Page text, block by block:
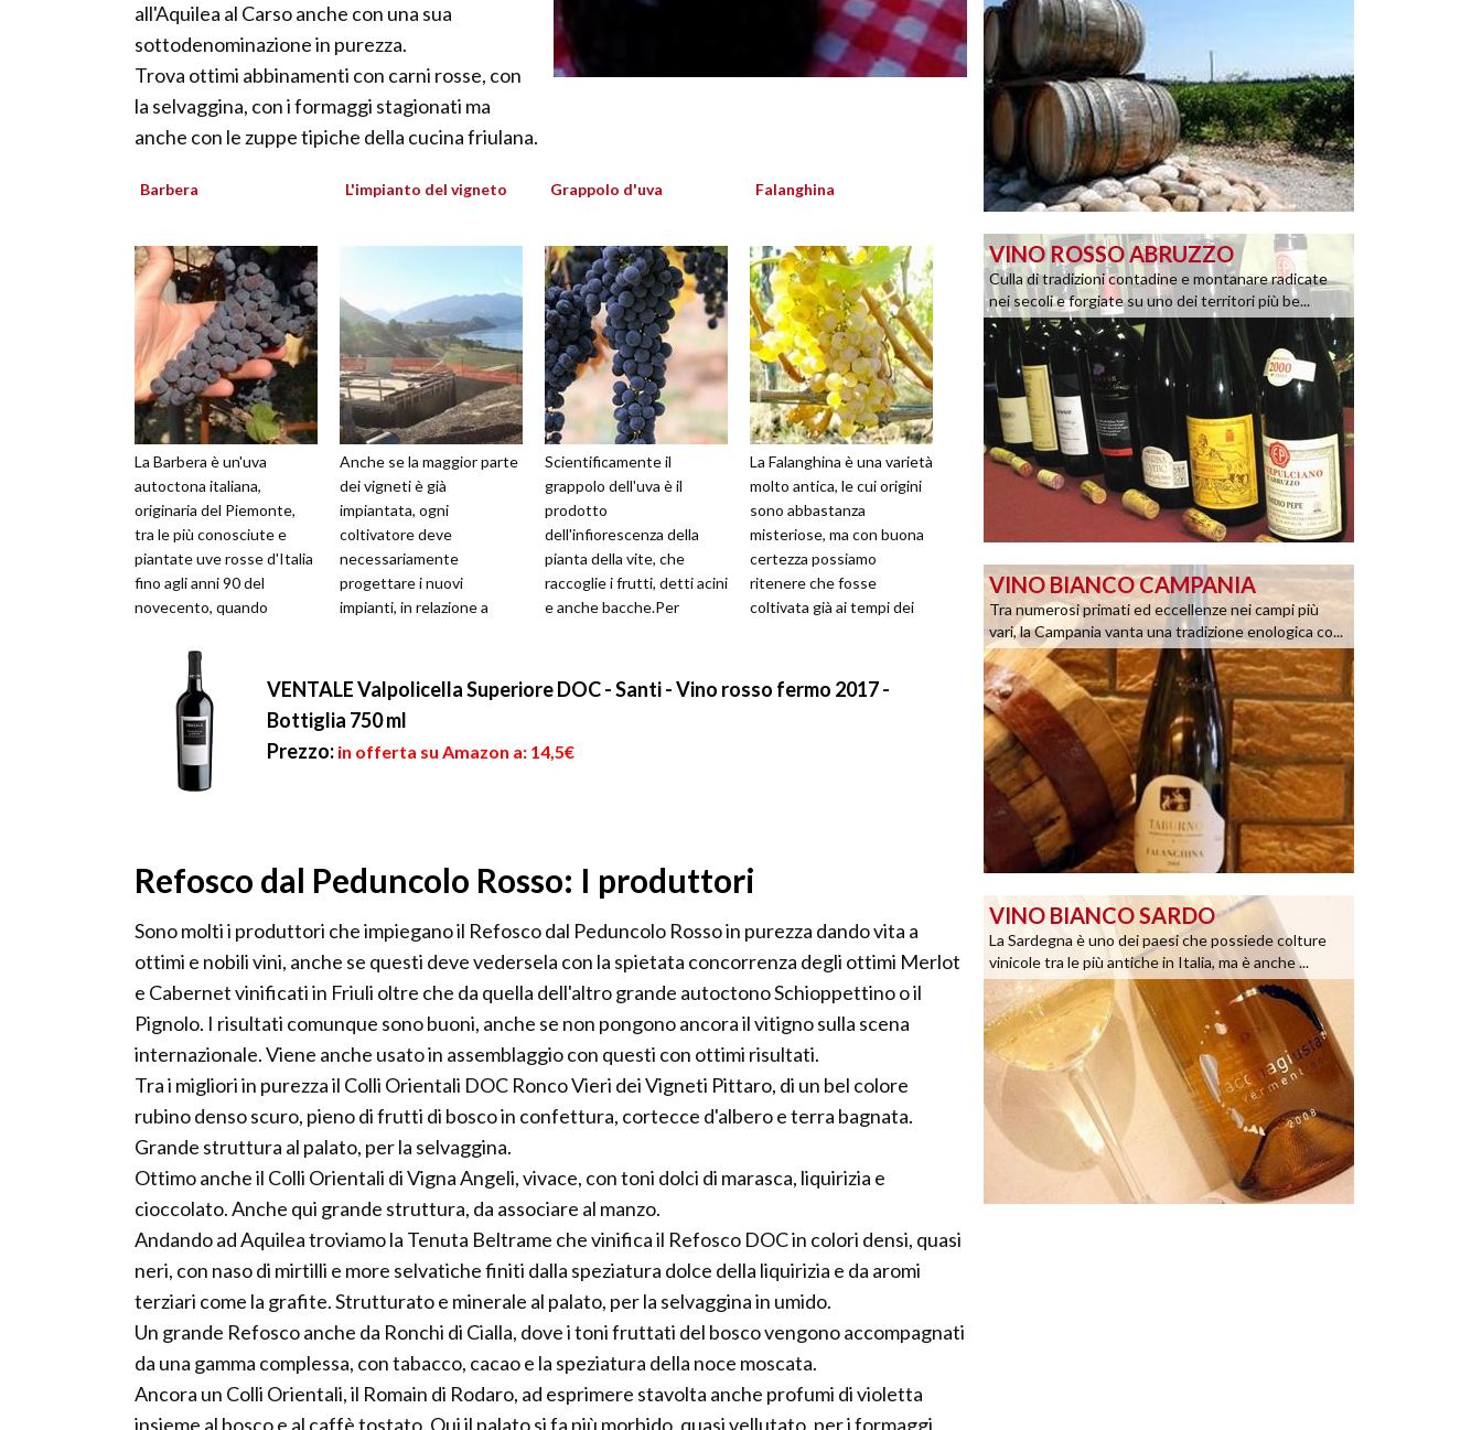
all'Aquilea al Carso anche con una sua
sottodenominazione in purezza.
Trova ottimi abbinamenti con carni rosse, con
la selvaggina, con i formaggi stagionati ma
anche con le zuppe tipiche della cucina friulana.
Barbera
La Barbera è un'uva
autoctona italiana,
originaria del Piemonte,
tra le più conosciute e
piantate uve rosse d'Italia
fino agli anni 90 del
novecento, quando
autoctone del sud, dove ...
L'impianto del vigneto
Anche se la maggior parte
dei vigneti è già
impiantata, ogni
coltivatore deve
necessariamente
progettare i nuovi
impianti, in relazione a
vecchi ormai i...
Grappolo d'uva
Scientificamente il
grappolo dell'uva è il
prodotto
dell'infiorescenza della
pianta della vite, che
raccoglie i frutti, detti acini
e anche bacche.Per
Falanghina
La Falanghina è una varietà
molto antica, le cui origini
sono abbastanza
misteriose, ma con buona
certezza possiamo
ritenere che fosse
coltivata già ai tempi dei
VENTALE Valpolicella Superiore DOC - Santi - Vino rosso fermo 2017 -
Bottiglia 750 ml
Prezzo: in offerta su Amazon a: 14,5€
Refosco dal Peduncolo Rosso: I produttori
Sono molti i produttori che impiegano il Refosco dal Peduncolo Rosso in purezza dando vita a
ottimi e nobili vini, anche se questi deve vedersela con la spietata concorrenza degli ottimi Merlot
e Cabernet vinificati in Friuli oltre che da quella dell'altro grande autoctono Schioppettino o il
Pignolo. I risultati comunque sono buoni, anche se non pongono ancora il vitigno sulla scena
internazionale. Viene anche usato in assemblaggio con questi con ottimi risultati.
Tra i migliori in purezza il Colli Orientali DOC Ronco Vieri dei Vigneti Pittaro, di un bel colore
rubino denso scuro, pieno di frutti di bosco in confettura, cortecce d'albero e terra bagnata.
Grande struttura al palato, per la selvaggina.
Ottimo anche il Colli Orientali di Vigna Angeli, vivace, con toni dolci di marasca, liquirizia e
cioccolato. Anche qui grande struttura, da associare al manzo.
Andando ad Aquilea troviamo la Tenuta Beltrame che vinifica il Refosco DOC in colori densi, quasi
neri, con naso di mirtilli e more selvatiche finiti dalla speziatura dolce della liquirizia e da aromi
terziari come la grafite. Strutturato e minerale al palato, per la selvaggina in umido.
Un grande Refosco anche da Ronchi di Cialla, dove i toni fruttati del bosco vengono accompagnati
da una gamma complessa, con tabacco, cacao e la speziatura della noce moscata.
Ancora un Colli Orientali, il Romain di Rodaro, ad esprimere stavolta anche profumi di violetta
insieme al bosco e al caffè tostato. Qui il palato si fa più morbido, quasi vellutato, per i formaggi
VINO ROSSO ABRUZZO
Culla di tradizioni contadine e montanare radicate
nei secoli e forgiate su uno dei territori più be...
VINO BIANCO CAMPANIA
Tra numerosi primati ed eccellenze nei campi più
vari, la Campania vanta una tradizione enologica co...
VINO BIANCO SARDO
La Sardegna è uno dei paesi che possiede colture
vinicole tra le più antiche in Italia, ma è anche ...